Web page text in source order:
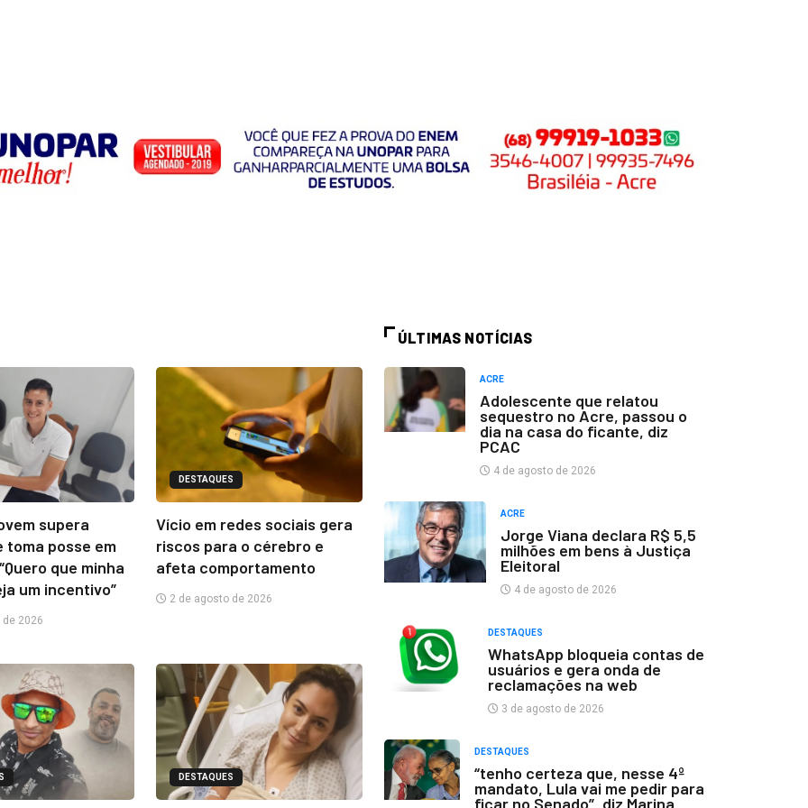
supera
toma posse em
que minha
um incentivo”
2026
DESTAQUES
Vício em redes sociais gera
riscos para o cérebro e
afeta comportamento
2 de agosto de 2026
DESTAQUES
ÚLTIMAS NOTÍCIAS
ACRE
Adolescente que relatou
sequestro no Acre, passou o
dia na casa do ficante, diz
PCAC
4 de agosto de 2026
ACRE
Jorge Viana declara R$ 5,5
milhões em bens à Justiça
Eleitoral
4 de agosto de 2026
DESTAQUES
WhatsApp bloqueia contas de
usuários e gera onda de
reclamações na web
3 de agosto de 2026
DESTAQUES
“tenho certeza que, nesse 4º
mandato, Lula vai me pedir para
ficar no Senado”, diz Marina